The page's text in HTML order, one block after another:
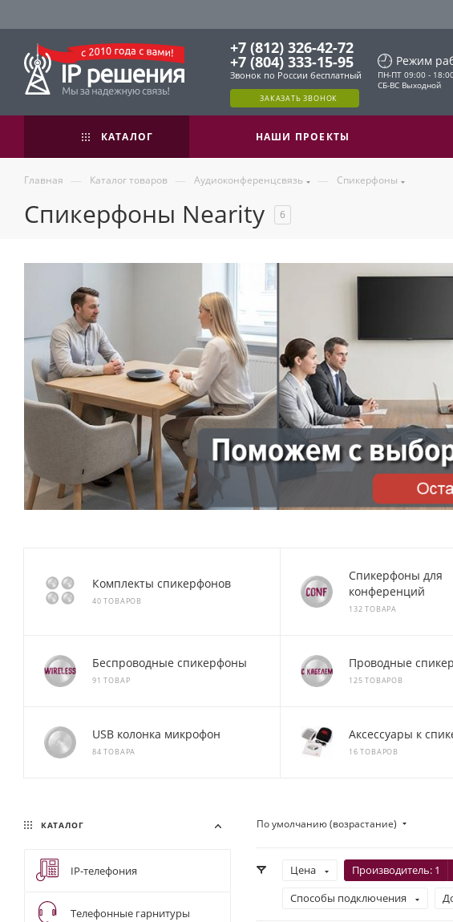
+7 (812) 326-42-72
+7 (804) 333-15-95
Звонок по России бесплатный
ЗАКАЗАТЬ ЗВОНОК
Режим
ПН-ПТ 09:00 -
СБ-ВС Выходной
КАТАЛОГ НАШИ ПРОЕКТЫ
Главная — Каталог товаров — Аудиоконференцсвязь — Спикерфоны
Спикерфоны Nearity 6
Комплекты спикерфонов
40 ТОВАРОВ
Спикерфоны для
конференций
132 ТОВАРА
Беспроводные спикерфоны
91 ТОВАР
Проводные
125 ТОВАРОВ
USB колонка микрофон
84 ТОВАРА
Аксессуары к
16 ТОВАРОВ
По умолчанию (возрастание)
Цена Производитель: 1
Способы подключения
КАТАЛОГ
IP-телефония
Телефонные гарнитуры